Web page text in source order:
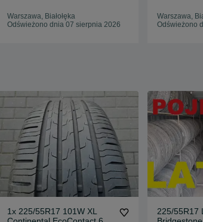
Warszawa, Białołęka
Odświeżono dnia 07 sierpnia 2026
Warszawa,
Odświeżono
1x 225/55R17 101W XL
225/55R17